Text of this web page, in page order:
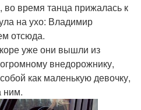
время танца прижалась к
на ухо: Владимир
отсюда.
уже они вышли из
внедорожнику,
как маленькую девочку,
ним.